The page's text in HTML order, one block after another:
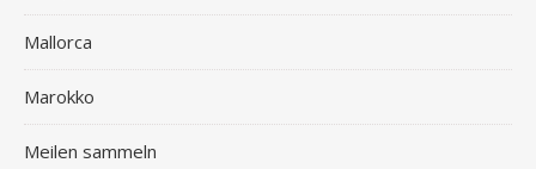
Mallorca
Marokko
Meilen sammeln